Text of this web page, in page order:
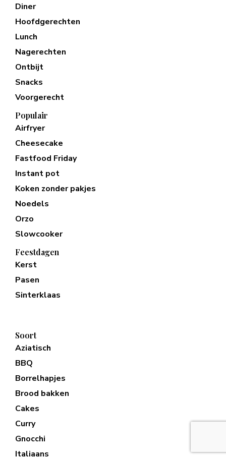
Diner
Hoofdgerechten
Lunch
Nagerechten
Ontbijt
Snacks
Voorgerecht
Populair
Airfryer
Cheesecake
Fastfood Friday
Instant pot
Koken zonder pakjes
Noedels
Orzo
Slowcooker
Feestdagen
Kerst
Pasen
Sinterklaas
Soort
Aziatisch
BBQ
Borrelhapjes
Brood bakken
Cakes
Curry
Gnocchi
Italiaans